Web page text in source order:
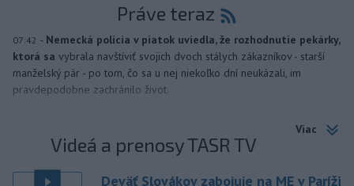
Práve teraz
07:42 - Nemecká polícia v piatok uviedla, že rozhodnutie pekárky,
ktorá sa vybrala navštíviť svojich dvoch stálych zákazníkov - starší
manželský pár - po tom, čo sa u nej niekoľko dní neukázali, im
pravdepodobne zachránilo život.
Viac
Videá a prenosy TASR TV
Deväť Slovákov zabojuje na ME v Paríži